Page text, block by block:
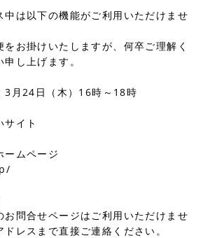
中は以下の機能がご利用いただけませ
お掛けいたしますが、何卒ご理解く
し上げます。
月24日（木）16時～18時
イト
ームページ
お問合せページはご利用いただけませ
レスまで直接ご連絡ください。